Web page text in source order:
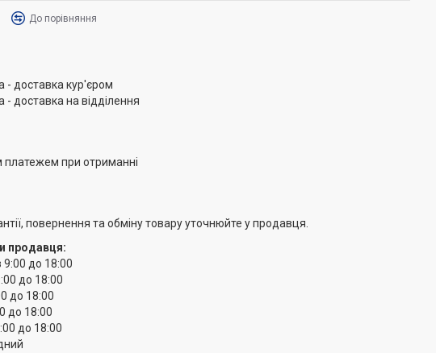
До порівняння
- доставка кур'єром
- доставка на відділення
платежем при отриманні
повернення та обміну товару уточнюйте у продавця.
продавця:
9:00 до 18:00
до 18:00
до 18:00
до 18:00
до 18:00